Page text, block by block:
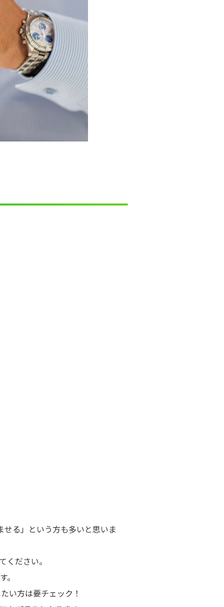
る」という方も多いと思いま
ださい。
。
い方は要チェック！